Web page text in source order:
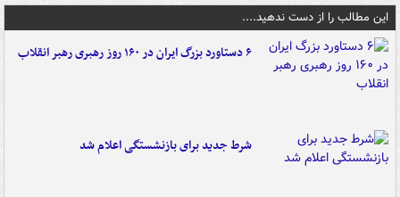
این مطالب را از دست ندهید....
۶ دستاورد بزرگ ایران در ۱۶۰ روز رهبری رهبر انقلاب
شرط جدید برای بازنشستگی اعلام شد